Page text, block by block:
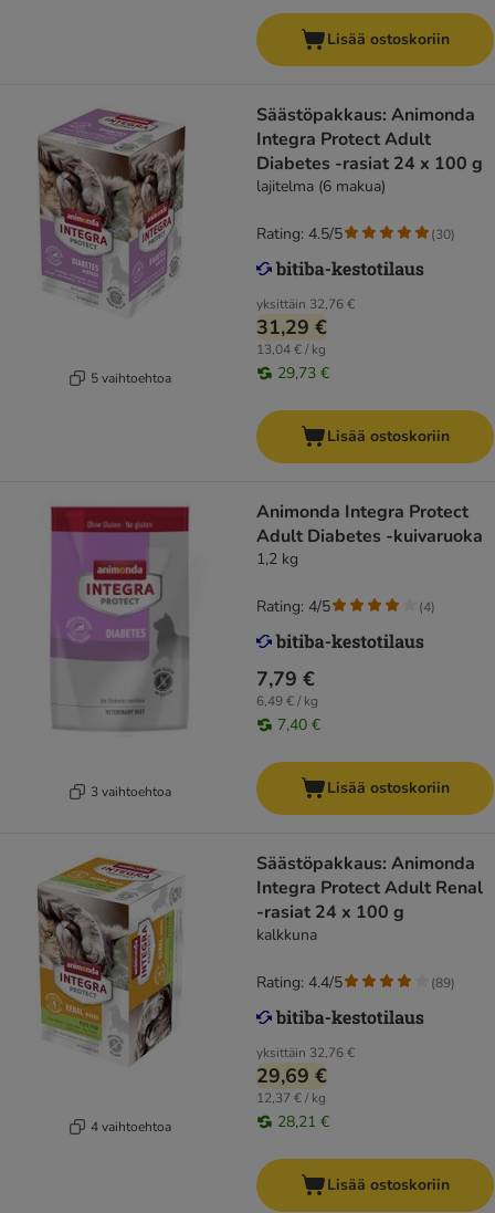
Lisää ostoskoriin
5 vaihtoehtoa
Säästöpakkaus: Animonda
Integra Protect Adult
Diabetes -rasiat 24 x 100 g
lajitelma (6 makua)
yksittäin 32,76 €
31,29 €
13,04 € / kg
29,73 €
Rating: 4.5/5 (30)
Lisää ostoskoriin
3 vaihtoehtoa
Animonda Integra Protect
Adult Diabetes -kuivaruoka
1,2 kg
7,79 €
6,49 € / kg
7,40 €
Rating: 4/5 (4)
Lisää ostoskoriin
4 vaihtoehtoa
Säästöpakkaus: Animonda
Integra Protect Adult Renal
-rasiat 24 x 100 g
kalkkuna
yksittäin 32,76 €
29,69 €
12,37 € / kg
28,21 €
Rating: 4.4/5 (89)
Lisää ostoskoriin